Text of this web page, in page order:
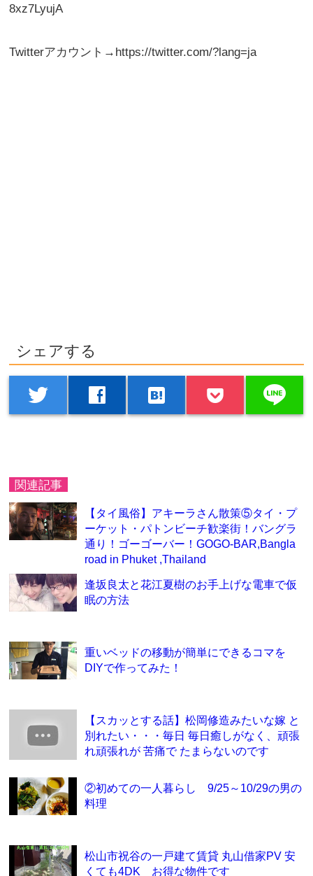
8xz7LyujA
Twitterアカウント→https://twitter.com/?lang=ja
シェアする
twitter facebook hatenabookmark line
関連記事
【タイ風俗】アキーラさん散策⑤タイ・プ
ーケット・パトンビーチ歓楽街！バングラ
通り！ゴーゴーバー！GOGO-BAR,Bangla
road in Phuket ,Thailand
逢坂良太と花江夏樹のお手上げな電車で仮
眠の方法
重いベッドの移動が簡単にできるコマを
DIYで作ってみた！
【スカッとする話】松岡修造みたいな嫁 と
別れたい・・・毎日 毎日癒しがなく、頑張
れ頑張れが 苦痛で たまらないのです
②初めての一人暮らし 9/25～10/29の男の
料理
松山市祝谷の一戸建て賃貸 丸山借家PV 安
くても4DK お得な物件です